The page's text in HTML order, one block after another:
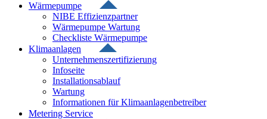
Wärmepumpe
NIBE Effizienzpartner
Wärmepumpe Wartung
Checkliste Wärmepumpe
Klimaanlagen
Unternehmenszertifizierung
Infoseite
Installationsablauf
Wartung
Informationen für Klimaanlagenbetreiber
Metering Service